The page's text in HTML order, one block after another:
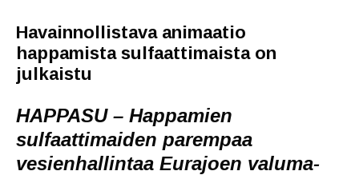
Havainnollistava animaatio
happamista sulfaattimaista on
julkaistu
HAPPASU – Happamien
sulfaattimaiden parempaa
vesienhallintaa Eurajoen valuma-